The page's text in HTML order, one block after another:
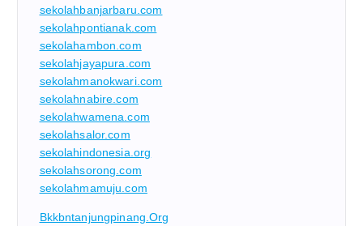
sekolahbanjarbaru.com
sekolahpontianak.com
sekolahambon.com
sekolahjayapura.com
sekolahmanokwari.com
sekolahnabire.com
sekolahwamena.com
sekolahsalor.com
sekolahindonesia.org
sekolahsorong.com
sekolahmamuju.com
Bkkbntanjungpinang.org